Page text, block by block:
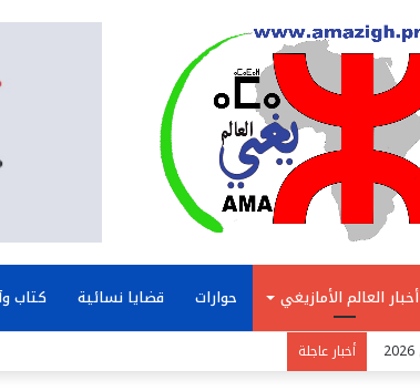
أخبار العالم الأمازيغي حوارات قضايا نسائية كتاب
أخبار عاجلة